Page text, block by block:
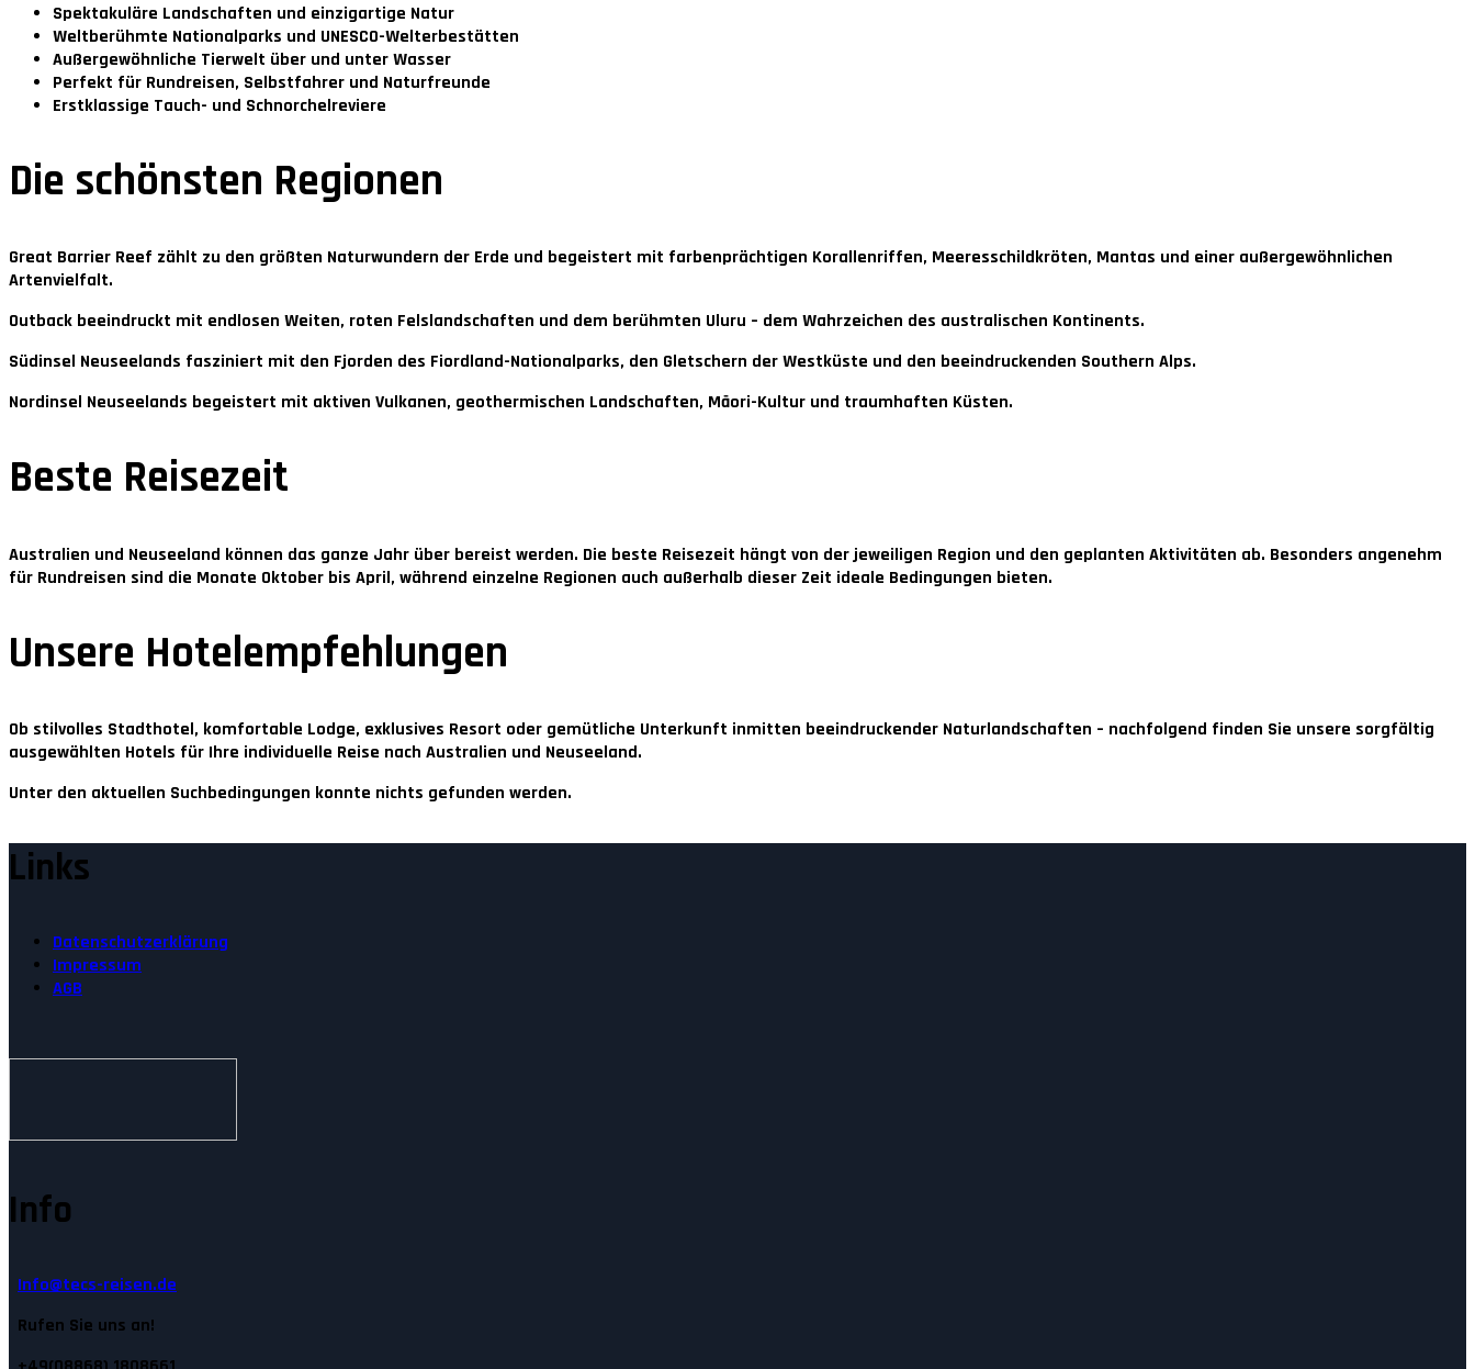
Spektakuläre Landschaften und einzigartige Natur
Weltberühmte Nationalparks und UNESCO-Welterbestätten
Außergewöhnliche Tierwelt über und unter Wasser
Perfekt für Rundreisen, Selbstfahrer und Naturfreunde
Erstklassige Tauch- und Schnorchelreviere
Die schönsten Regionen
Great Barrier Reef zählt zu den größten Naturwundern der Erde und begeistert mit farbenprächtigen Korallenriffen, Meeresschildkröten, Mantas und einer außergewöhnlichen
Artenvielfalt.
Outback beeindruckt mit endlosen Weiten, roten Felslandschaften und dem berühmten Uluru – dem Wahrzeichen des australischen Kontinents.
Südinsel Neuseelands fasziniert mit den Fjorden des Fiordland-Nationalparks, den Gletschern der Westküste und den beeindruckenden Southern Alps.
Nordinsel Neuseelands begeistert mit aktiven Vulkanen, geothermischen Landschaften, Māori-Kultur und traumhaften Küsten.
Beste Reisezeit
Australien und Neuseeland können das ganze Jahr über bereist werden. Die beste Reisezeit hängt von der jeweiligen Region und den geplanten Aktivitäten ab. Besonders angenehm
für Rundreisen sind die Monate Oktober bis April, während einzelne Regionen auch außerhalb dieser Zeit ideale Bedingungen bieten.
Unsere Hotelempfehlungen
Ob stilvolles Stadthotel, komfortable Lodge, exklusives Resort oder gemütliche Unterkunft inmitten beeindruckender Naturlandschaften – nachfolgend finden Sie unsere sorgfältig
ausgewählten Hotels für Ihre individuelle Reise nach Australien und Neuseeland.
Unter den aktuellen Suchbedingungen konnte nichts gefunden werden.
Links
Datenschutzerklärung
Impressum
AGB
Info
Info@tecs-reisen.de
Rufen Sie uns an!